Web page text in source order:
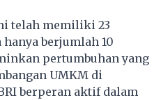
telah memiliki 23
berjumlah 10
pertumbuhan yang
UMKM di
berperan aktif dalam